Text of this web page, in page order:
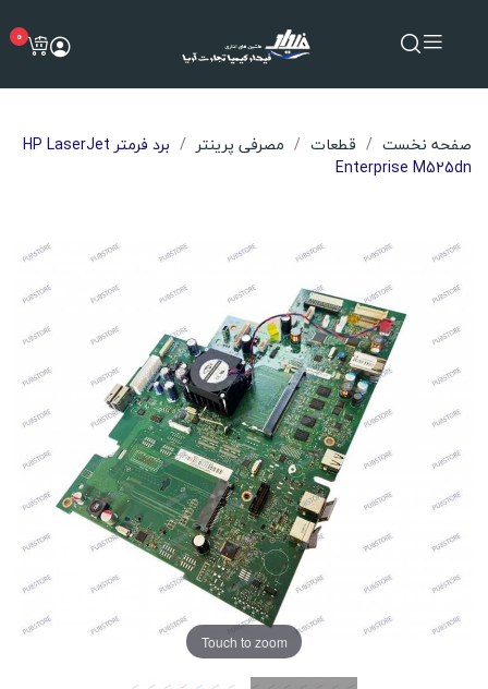
0
صفحه نخست قطعات مصرفی پرینتر
برد فرمتر HP LaserJet
Enterprise M525dn
Touch to zoom